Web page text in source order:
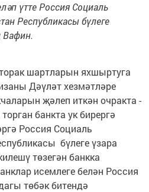
үтте Россия Социаль
Республикасы бүлеге
Вафин.
шартларын яхшыртуга
Дәүләт хезмәтләре
җәлеп иткән очракта -
банкта ук бирергә
Россия Социаль
бүлеге үзара
төзегән банкка
исемлеге белән Россия
төбәк битендә